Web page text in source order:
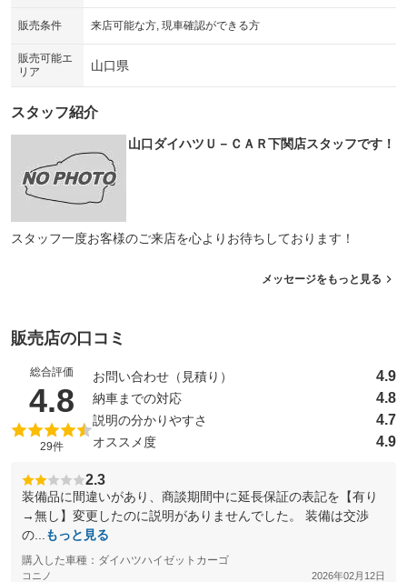
販売条件 来店可能な方, 現車確認ができる方
販売可能エ
リア
山口県
スタッフ紹介
山口ダイハツＵ－ＣＡＲ下関店スタッフです！
スタッフ一度お客様のご来店を心よりお待ちしております！
メッセージをもっと見る
販売店の口コミ
総合評価
4.8 （5点満点中）
29件
お問い合わせ（見積り） 4.9
納車までの対応 4.8
説明の分かりやすさ 4.7
オススメ度 4.9
2.3
装備品に間違いがあり、商談期間中に延長保証の表記を【有り
→無し】変更したのに説明がありませんでした。 装備は交渉
の...
もっと見る
購入した車種：ダイハツハイゼットカーゴ
コニノ 2026年02月12日